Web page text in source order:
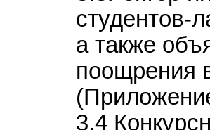
студентов-
а также
поощрения
3.4